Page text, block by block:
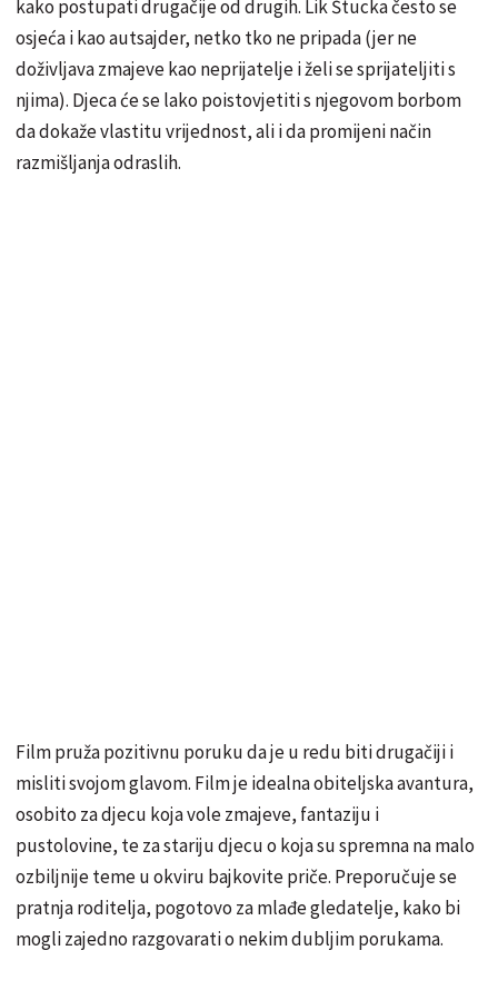
kako postupati drugačije od drugih. Lik Štucka često se
osjeća i kao autsajder, netko tko ne pripada (jer ne
doživljava zmajeve kao neprijatelje i želi se sprijateljiti s
njima). Djeca će se lako poistovjetiti s njegovom borbom
da dokaže vlastitu vrijednost, ali i da promijeni način
razmišljanja odraslih.
Film pruža pozitivnu poruku da je u redu biti drugačiji i
misliti svojom glavom. Film je idealna obiteljska avantura,
osobito za djecu koja vole zmajeve, fantaziju i
pustolovine, te za stariju djecu o koja su spremna na malo
ozbiljnije teme u okviru bajkovite priče. Preporučuje se
pratnja roditelja, pogotovo za mlađe gledatelje, kako bi
mogli zajedno razgovarati o nekim dubljim porukama.